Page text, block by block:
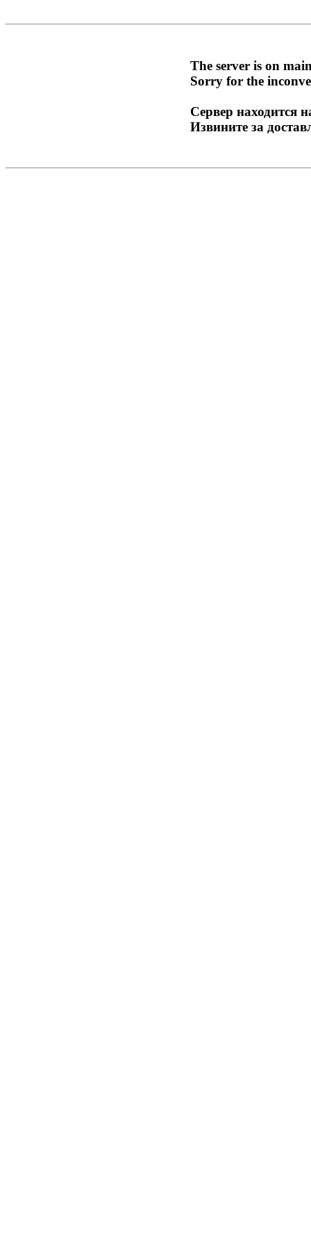
The server is on
Sorry for the
Сервер находится
Извините за